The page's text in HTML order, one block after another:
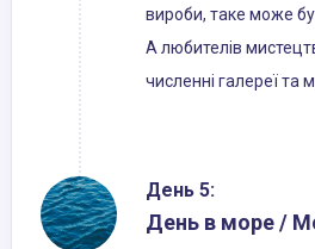
вироби, таке може
А любителів
численні галереї та
День 5:
День в море /